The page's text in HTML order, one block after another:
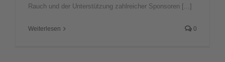
Rauch und der Unterstützung zahlreicher Sponsoren [...]
Weiterlesen 0